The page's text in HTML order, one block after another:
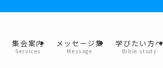
集会案内
Services
メッセージ集
Message
学びたい方へ
Bible study